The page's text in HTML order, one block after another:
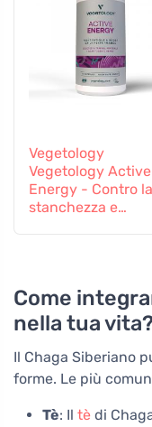
Vegetology
Vegetology Active
Energy - Contro la
stanchezza e
Come
nella tua
Il Chaga Siberiano
forme. Le più
Tè: Il tè di